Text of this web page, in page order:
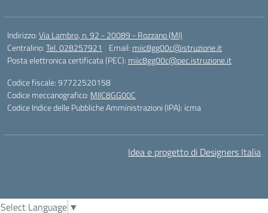
Indirizzo:Via Lambro, n. 92 - 20089 - Rozzano (MI)
Centralino:Tel. 028257921 Email: miic8gg00c@istruzione.it
Posta elettronica certificata (PEC): miic8gg00c@pec.istruzione.it
Codice fiscale: 97722520158
Codice meccanografico: MIIC8GG00C
Codice Indice delle Pubbliche Amministrazioni (IPA): icma
Idea e progetto di Designers Italia
Select Language ▼